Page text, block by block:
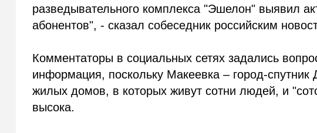
разведывательного комплекса "Эшелон" выявил
абонентов", - сказал собеседник российским
Комментаторы в социальных сетях задались
информация, поскольку Макеевка – город-спутник
жилых домов, в которых живут сотни людей, и
высока.